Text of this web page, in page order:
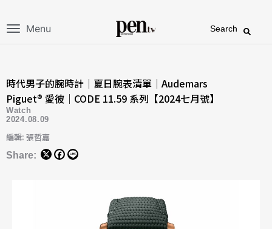
Menu Search
時代男子的腕時計｜夏日腕表清單｜Audemars
Piguet® 愛彼｜CODE 11.59 系列【2024七月號】
Watch
2024.08.09
編輯: 張哲嘉
Share: